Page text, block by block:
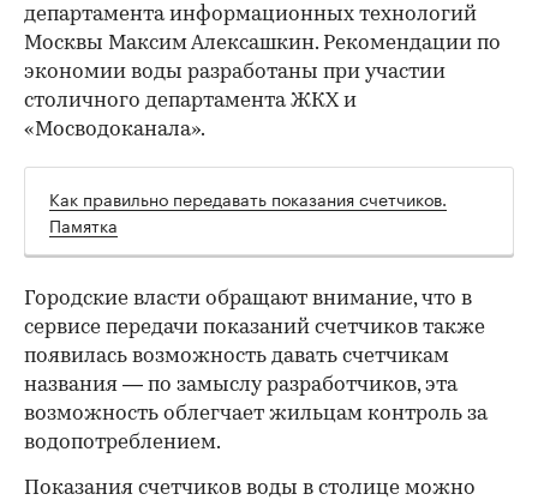
департамента информационных технологий
Москвы Максим Алексашкин. Рекомендации по
экономии воды разработаны при участии
столичного департамента ЖКХ и
«Мосводоканала».
Как правильно передавать показания счетчиков.
Памятка
Городские власти обращают внимание, что в
сервисе передачи показаний счетчиков также
появилась возможность давать счетчикам
названия — по замыслу разработчиков, эта
возможность облегчает жильцам контроль за
водопотреблением.
Показания счетчиков воды в столице можно